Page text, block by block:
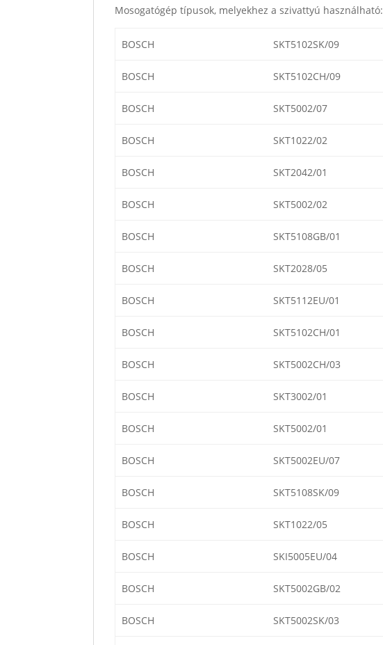
Mosogatógép típusok, melyekhez a szivattyú használható:
BOSCH SKT5102SK/09
BOSCH SKT5102CH/09
BOSCH SKT5002/07
BOSCH SKT1022/02
BOSCH SKT2042/01
BOSCH SKT5002/02
BOSCH SKT5108GB/01
BOSCH SKT2028/05
BOSCH SKT5112EU/01
BOSCH SKT5102CH/01
BOSCH SKT5002CH/03
BOSCH SKT3002/01
BOSCH SKT5002/01
BOSCH SKT5002EU/07
BOSCH SKT5108SK/09
BOSCH SKT1022/05
BOSCH SKI5005EU/04
BOSCH SKT5002GB/02
BOSCH SKT5002SK/03